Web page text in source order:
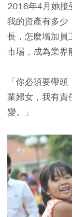
2016年4月她接
我的資產有多少
長，怎麼增加員
市場，成為業界
「你必須要帶
業婦女，我有責
變。」